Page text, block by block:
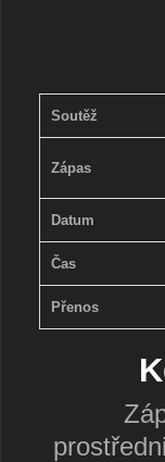
Soutěž
Zápas
Datum
Čas
Přenos